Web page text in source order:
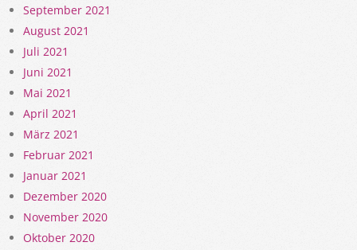
September 2021
August 2021
Juli 2021
Juni 2021
Mai 2021
April 2021
März 2021
Februar 2021
Januar 2021
Dezember 2020
November 2020
Oktober 2020